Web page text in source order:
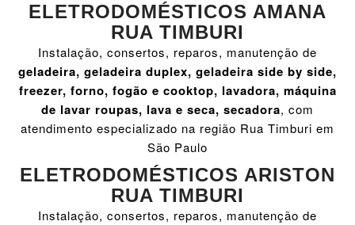
ELETRODOMÉSTICOS AMANA
RUA TIMBURI
Instalação, consertos, reparos, manutenção de
geladeira, geladeira duplex, geladeira side by side,
freezer, forno, fogão e cooktop, lavadora, máquina
de lavar roupas, lava e seca, secadora, com
atendimento especializado na região Rua Timburi em
São Paulo
ELETRODOMÉSTICOS ARISTON
RUA TIMBURI
Instalação, consertos, reparos, manutenção de